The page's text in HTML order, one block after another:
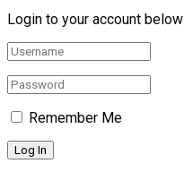
Login to your account below
Remember Me